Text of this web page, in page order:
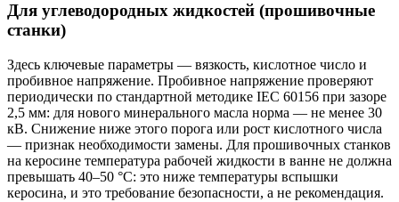
Для углеводородных жидкостей (прошивочные
станки)
Здесь ключевые параметры — вязкость, кислотное число и
пробивное напряжение. Пробивное напряжение проверяют
периодически по стандартной методике IEC 60156 при зазоре
2,5 мм: для нового минерального масла норма — не менее 30
кВ. Снижение ниже этого порога или рост кислотного числа
— признак необходимости замены. Для прошивочных станков
на керосине температура рабочей жидкости в ванне не должна
превышать 40–50 °C: это ниже температуры вспышки
керосина, и это требование безопасности, а не рекомендация.